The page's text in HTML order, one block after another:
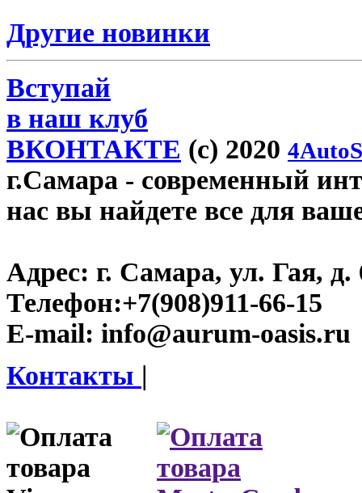
Другие новинки
Вступай
в наш клуб
ВКОНТАКТЕ (c) 2020
г.Самара - современный
нас вы найдете все для
Адрес: г. Самара, ул. Гая, д.
Телефон:+7(908)911-66-15
E-mail: info@aurum-oasis.ru
Контакты |